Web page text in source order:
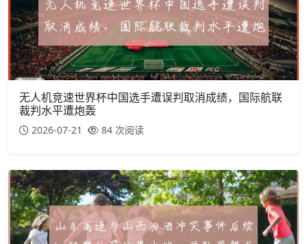
无人机竞速世界杯中国选手遭误判取消成绩，国际航联
裁判水平遭炮轰
2026-07-21 84 次阅读